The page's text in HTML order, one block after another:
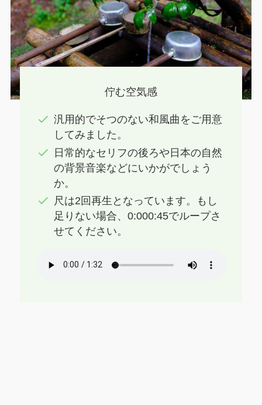
佇む空気感
汎用的でそつのない和風曲をご用意
してみました。
日常的なセリフの後ろや日本の自然
の背景音楽などにいかがでしょう
か。
尺は2回再生となっています。もし
足りない場合、0:000:45でループさ
せてください。